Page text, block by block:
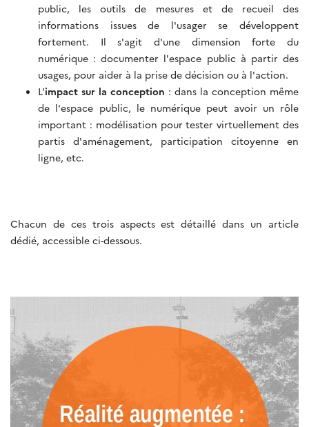
public, les outils de mesures et de recueil des
informations issues de l'usager se développent
fortement. Il s'agit d'une dimension forte du
numérique : documenter l'espace public à partir des
usages, pour aider à la prise de décision ou à l'action.
L'impact sur la conception : dans la conception même
de l'espace public, le numérique peut avoir un rôle
important : modélisation pour tester virtuellement des
partis d'aménagement, participation citoyenne en
ligne, etc.
Chacun de ces trois aspects est détaillé dans un article
dédié, accessible ci-dessous.